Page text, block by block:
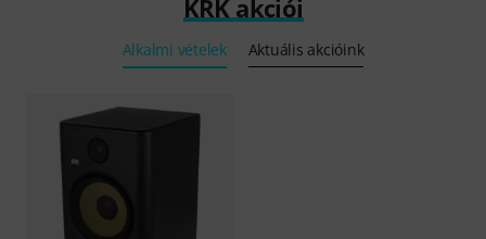
KRK akciói
Alkalmi vételek Aktuális akcióink